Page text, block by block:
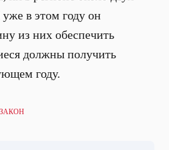
в этом году он
из них обеспечить
должны получить
году.